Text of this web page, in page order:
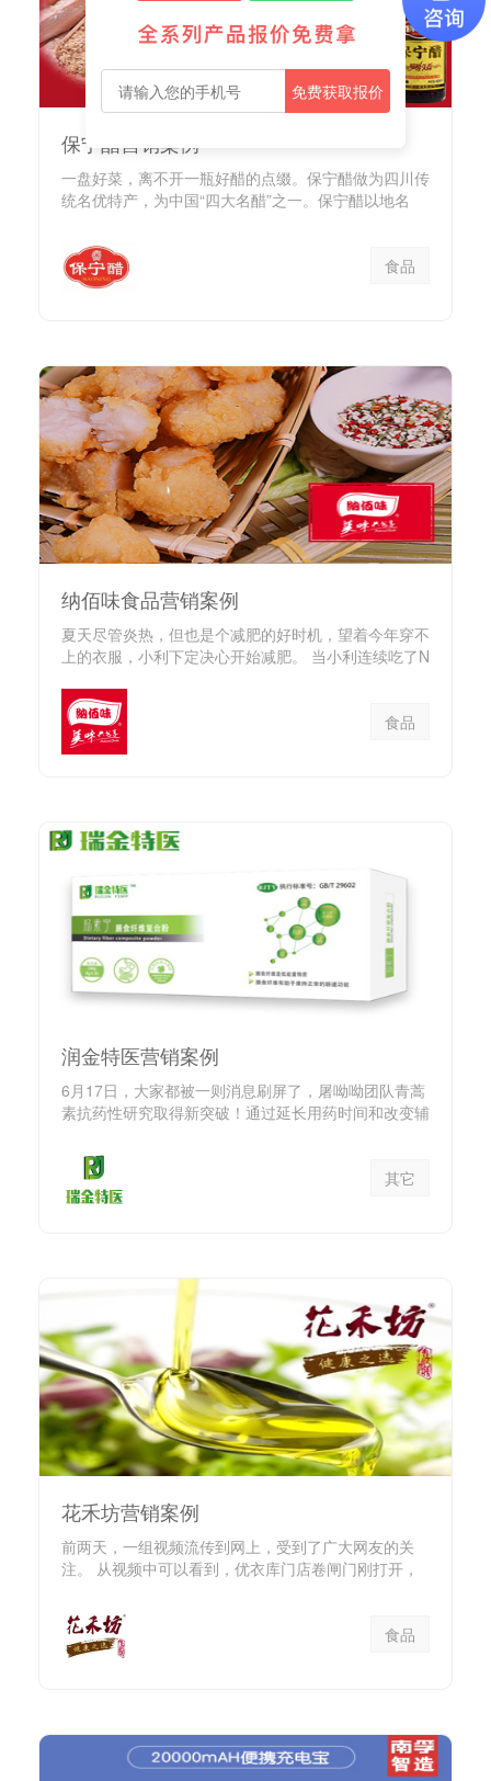
免费获取报价
保宁醋营销案例
一盘好菜，离不开一瓶好醋的点缀。保宁醋做为四川传
统名优特产，为中国“四大名醋”之一。保宁醋以地名
食品
纳佰味食品营销案例
夏天尽管炎热，但也是个减肥的好时机，望着今年穿不
上的衣服，小利下定决心开始减肥。 当小利连续吃了N
食品
润金特医营销案例
6月17日，大家都被一则消息刷屏了，屠呦呦团队青蒿
素抗药性研究取得新突破！通过延长用药时间和改变辅
其它
花禾坊营销案例
前两天，一组视频流传到网上，受到了广大网友的关
注。 从视频中可以看到，优衣库门店卷闸门刚打开，
食品